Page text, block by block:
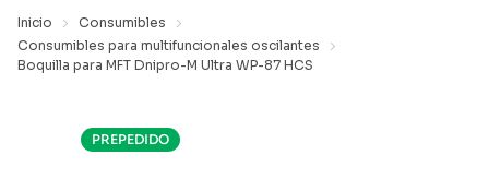
Inicio
Consumibles
Consumibles para multifuncionales oscilantes
Boquilla para MFT Dnipro-M Ultra WP-87 HCS
PREPEDIDO